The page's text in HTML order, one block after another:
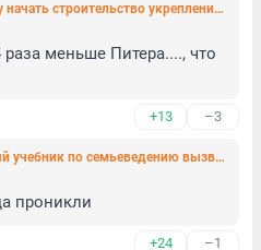
Эстония планирует в 2025 году начать строительство укреплений на границе с РФ. Оборонительная цепь будет включать в себя около 600 бункеров
меньше Питера...., что
+13 –3
«Невероятный хейт». Как новый учебник по семьеведению вызвал возмущение даже у священника и сенатора
проникли
+24 –1